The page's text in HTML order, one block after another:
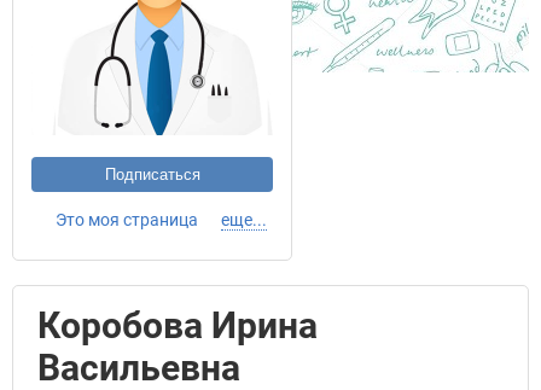
Подписаться
Это моя страница еще...
Коробова Ирина
Васильевна